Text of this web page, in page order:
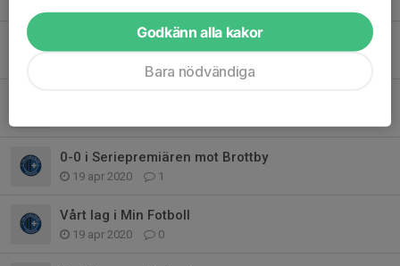
Stocksund Summer Games finalgrupp B
0-0 i Seriepremiären mot Brottby
19 apr 2020 1
Vårt lag i Min Fotboll
19 apr 2020 0
Godkänn alla kakor
Bara nödvändiga